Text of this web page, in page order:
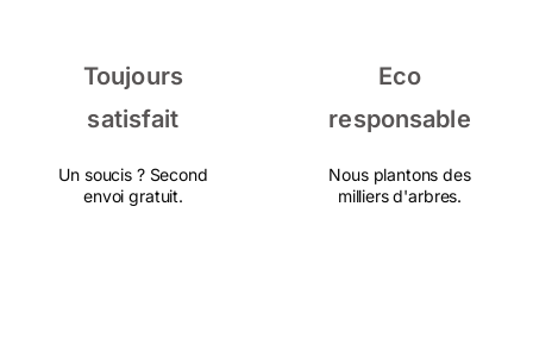
Toujours
satisfait
Un soucis ? Second
envoi gratuit.
Eco
responsable
Nous plantons des
milliers d'arbres.